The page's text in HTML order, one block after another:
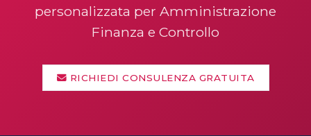
personalizzata per Amministrazione
Finanza e Controllo
RICHIEDI CONSULENZA GRATUITA